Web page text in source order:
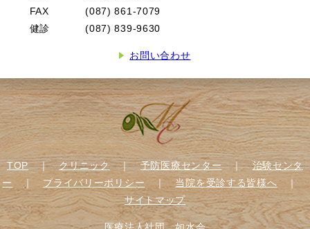
FAX
(087) 861-7079
健診
(087) 839-9630
お問い合わせ
TOP｜クリニック｜予防医療センター｜治験センタ
ー
｜ プライバリーポリシー ｜当院を受診する皆様へ｜
サイトマップ
医療法人社団 如水会